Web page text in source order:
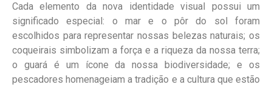
Cada elemento da nova identidade visual possui um
significado especial: o mar e o pôr do sol foram
escolhidos para representar nossas belezas naturais; os
coqueirais simbolizam a força e a riqueza da nossa terra;
o guará é um ícone da nossa biodiversidade; e os
pescadores homenageiam a tradição e a cultura que estão